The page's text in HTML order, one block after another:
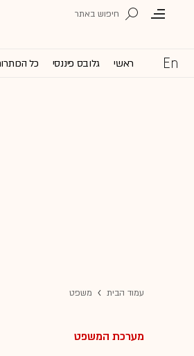
ראשי גלובס פיננסי כל
עמוד הבית משפט
מערכת המשפט